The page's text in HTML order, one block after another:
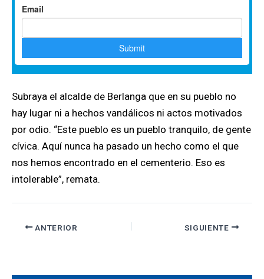
Subraya el alcalde de Berlanga que en su pueblo no
hay lugar ni a hechos vandálicos ni actos motivados
por odio. “Este pueblo es un pueblo tranquilo, de gente
cívica. Aquí nunca ha pasado un hecho como el que
nos hemos encontrado en el cementerio. Eso es
intolerable”, remata.
ANTERIOR SIGUIENTE